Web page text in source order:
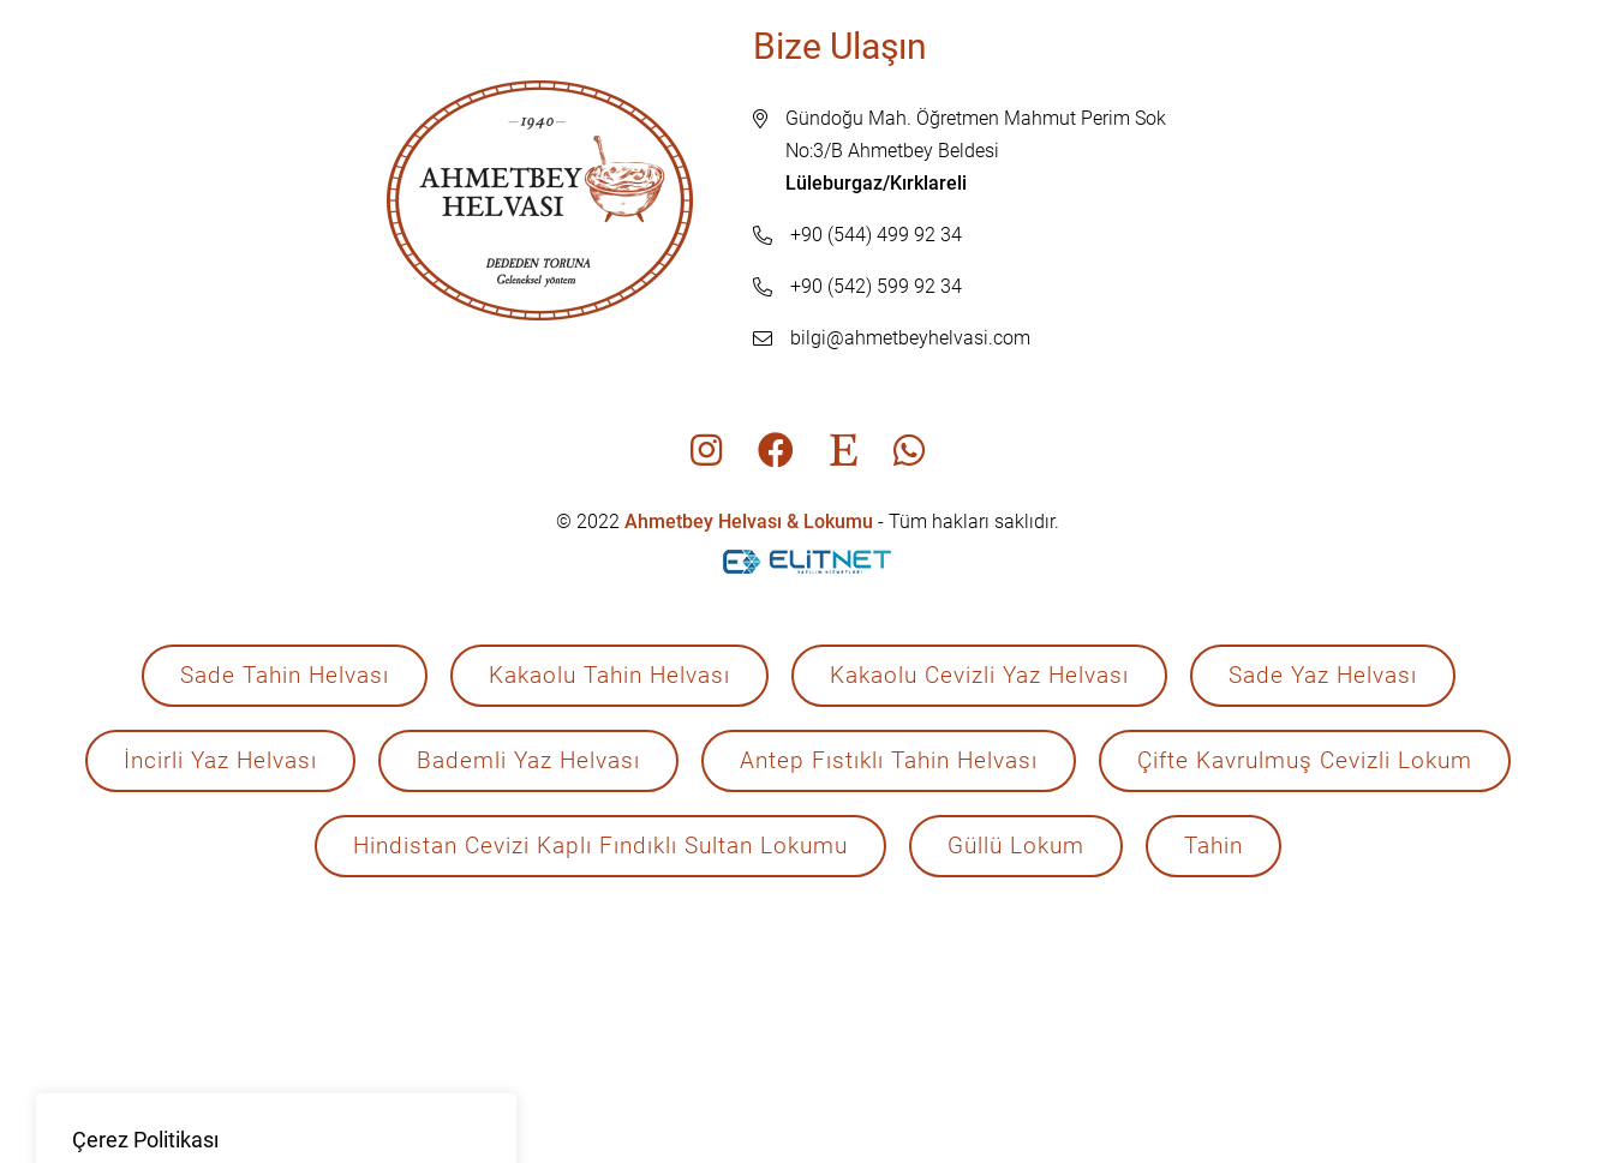
Bize Ulaşın
Gündoğu Mah. Öğretmen Mahmut Perim Sok
No:3/B Ahmetbey Beldesi
Lüleburgaz/Kırklareli
+90 (544) 499 92 34
+90 (542) 599 92 34
bilgi@ahmetbeyhelvasi.com
© 2022 Ahmetbey Helvası & Lokumu - Tüm hakları saklıdır.
Sade Tahin Helvası Kakaolu Tahin Helvası Kakaolu Cevizli Yaz Helvası Sade Yaz Helvası
İncirli Yaz Helvası Bademli Yaz Helvası Antep Fıstıklı Tahin Helvası Çifte Kavrulmuş Cevizli Lokum
Hindistan Cevizi Kaplı Fındıklı Sultan Lokumu Güllü Lokum Tahin
Çerez Politikası